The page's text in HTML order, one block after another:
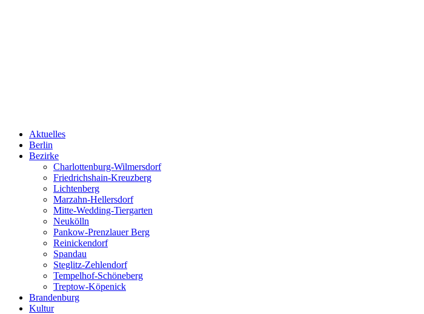
Aktuelles
Berlin
Bezirke
Charlottenburg-Wilmersdorf
Friedrichshain-Kreuzberg
Lichtenberg
Marzahn-Hellersdorf
Mitte-Wedding-Tiergarten
Neukölln
Pankow-Prenzlauer Berg
Reinickendorf
Spandau
Steglitz-Zehlendorf
Tempelhof-Schöneberg
Treptow-Köpenick
Brandenburg
Kultur